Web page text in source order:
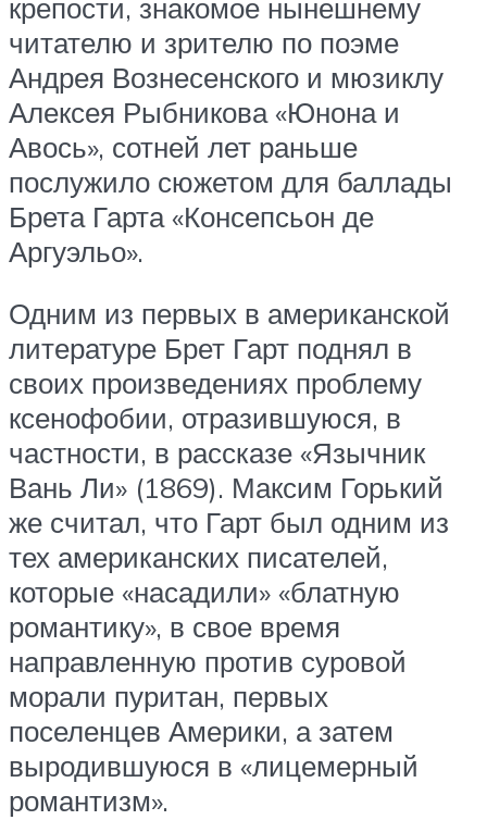
крепости, знакомое нынешнему
читателю и зрителю по поэме
Андрея Вознесенского и мюзиклу
Алексея Рыбникова «Юнона и
Авось», сотней лет раньше
послужило сюжетом для баллады
Брета Гарта «Консепсьон де
Аргуэльо».
Одним из первых в американской
литературе Брет Гарт поднял в
своих произведениях проблему
ксенофобии, отразившуюся, в
частности, в рассказе «Язычник
Вань Ли» (1869). Максим Горький
же считал, что Гарт был одним из
тех американских писателей,
которые «насадили» «блатную
романтику», в свое время
направленную против суровой
морали пуритан, первых
поселенцев Америки, а затем
выродившуюся в «лицемерный
романтизм».